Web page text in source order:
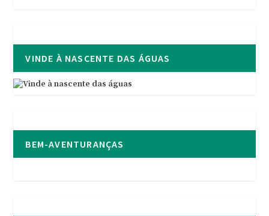
VINDE À NASCENTE DAS ÁGUAS
BEM-AVENTURANÇAS